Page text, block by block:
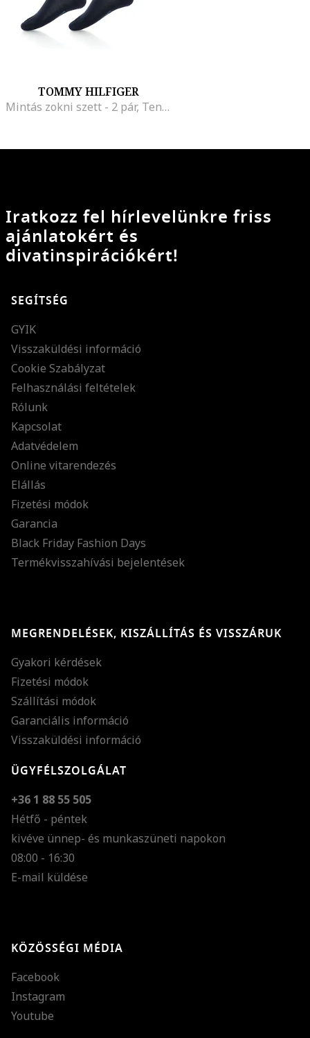
TOMMY HILFIGER
Mintás zokni szett - 2 pár, Tengerészkék
Iratkozz fel hírlevelünkre friss
ajánlatokért és
divatinspirációkért!
SEGÍTSÉG
GYIK
Visszaküldési információ
Cookie Szabályzat
Felhasználási feltételek
Rólunk
Kapcsolat
Adatvédelem
Online vitarendezés
Elállás
Fizetési módok
Garancia
Black Friday Fashion Days
Termékvisszahívási bejelentések
MEGRENDELÉSEK, KISZÁLLÍTÁS ÉS VISSZÁRUK
Gyakori kérdések
Fizetési módok
Szállítási módok
Garanciális információ
Visszaküldési információ
ÜGYFÉLSZOLGÁLAT
+36 1 88 55 505
Hétfő - péntek
kivéve ünnep- és munkaszüneti napokon
08:00 - 16:30
E-mail küldése
KÖZÖSSÉGI MÉDIA
Facebook
Instagram
Youtube